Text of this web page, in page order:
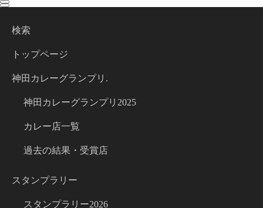
toggle
toggle
検索
トップページ
神田カレーグランプリ.
神田カレーグランプリ2025
カレー店一覧
過去の結果・受賞店
スタンプラリー
スタンプラリー2026